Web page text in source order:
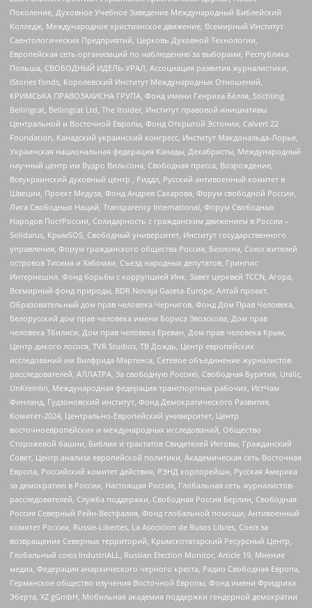
Поколение, Духовное Учебное Заведение Международный Библейский
Колледж, Международное христианское движение, Всемирный Институт
Саентологических Предприятий, Церковь Духовной Технологии,
Европейская сеть организаций по наблюдению за выборами, Республика
Польша, СВОБОДНЫЙ ИДЕЛЬ-УРАЛ, Ассоциация развития журналистики,
IStories fonds, Королевский Институт Международных Отношений,
КРИМСЬКА ПРАВОЗАХИСНА ГРУПА, Фонд имени Генриха Бёлля, Stichting
Bellingcat, Bellingcat Ltd, The Insider, Институт правовой инициативы
Центральной и Восточной Европы, Фонд Открытой Эстонии, Calvert 22
Foundation, Канадский украинский конгресс, Институт Макдональда-Лорье,
Украинская национальная федерация Канады, Декабристы, Международный
научный центр им Вудро Вильсона, Свободная пресса, Возрождение,
Всеукраинский духовный центр , Риддл, Русский антивоенный комитет в
Швеции, Проект Медуза, Фонд Андрея Сахарова, Форум свободной России,
Лига Свободных Наций, Transparеncy International, Форум Свободных
Народов ПостРоссии, Солидарность с гражданским движением в России –
Solidarus, КрымSOS, Свободный университет, Институт государственного
управления, Форум гражданского общества Россия, Беллона, Союз жителей
островов Тисима и Хабомаи, Съезд народных депутатов, Гринпис
Интернешнл, Фонд борьбы с коррупцией Инк, Завет церквей TCCN, Агора,
Всемирный фонд природы, BDR Novaja Gazeta-Europe, Алтай проект,
Образовательный дом прав человека Чернигов, Фонд Дом Прав Человека,
Белорусский дом прав человека имени Бориса Звозскова, Дом прав
человека Тбилиси, Дом прав человека Ереван, Дом прав человека Крым,
Центр дикого лосося, TVR Studios, ТВ Дождь, Центр европейских
исследований им Вилфрида Мартенса, Сетевое объединение журналистов
расследователей, АЛЛАТРА, За свободную Россию, Свободная Бурятия, Uralic,
UnKremlin, Международная федерация транспортных рабочих, ИстЧам
Финланд, Гудзоновский институт, Фонд Демократического Развития,
Комитет-2024, Центрально-Европейский университет, Центр
восточноевропейских и международных исследований, Общество
Сторожевой башни, Библии и трактатов Свидетелей Иеговы, Гражданский
Совет, Центр анализа европейской политики, Академическая сеть Восточная
Европа, Российский комитет действия, РЭНД корпорейшн, Русская Америка
за демократию в России, Настоящая Россия, Глобальная сеть журналистов-
расследователей, Служба поддержки, Свободная Россия Берлин, Свободная
Россия Северный Рейн-Вестфалия, Фонд глобальной помощи, Антивоенный
комитет России, Russie-Libertes, La Asocicion de Rusos Libres, Союз за
возвращение Северных территорий, Крымскотатарский Ресурсный Центр,
Глобальный союз IndustriALL, Russian Election Monitor, Article 19, Мнение
медиа, Федерация анархического черного креста, Радио Свободная Европа,
Германское общество изучения Восточной Европы, Фонд имени Фридриха
Эберта, XZ gGmbH, Мобильная академия поддержки гендерной демократии